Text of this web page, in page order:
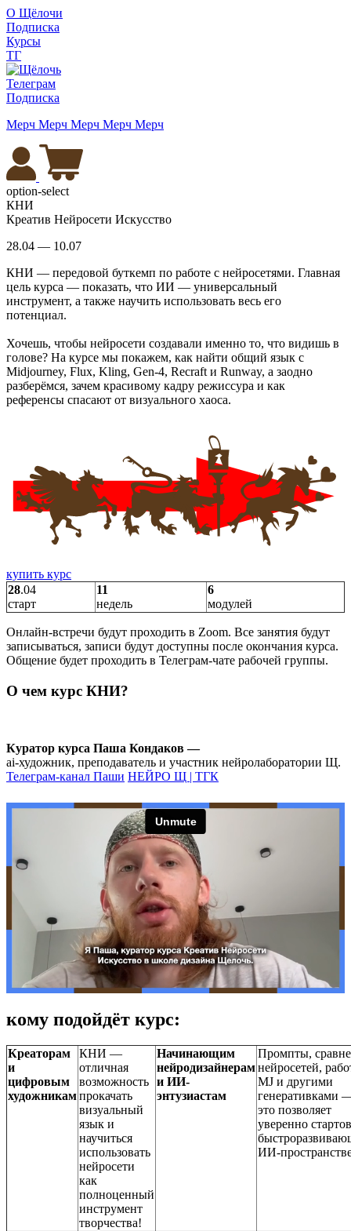
О Щёлочи
Подписка
Курсы
ТГ
Телеграм
Подписка
Мерч Мерч Мерч Мерч Мерч
option-select
КНИ
Креатив Нейросети Искусство
28.04 — 10.07
КНИ — передовой буткемп по работе с нейросетями. Главная
цель курса — показать, что ИИ — универсальный
инструмент, а также научить использовать весь его
потенциал.
Хочешь, чтобы нейросети создавали именно то, что видишь в
голове? На курсе мы покажем, как найти общий язык с
Midjourney, Flux, Kling, Gen-4, Recraft и Runway, а заодно
разберёмся, зачем красивому кадру режиссура и как
референсы спасают от визуального хаоса.
купить курс
28.04
старт
11
недель
6
модулей
Онлайн-встречи будут проходить в Zoom. Все занятия будут
записываться, записи будут доступны после окончания курса.
Общение будет проходить в Телеграм-чате рабочей группы.
О чем курс КНИ?
Куратор курса Паша Кондаков —
ai-художник, преподаватель и участник нейролаборатории Щ.
Телеграм-канал Паши НЕЙРО Щ | ТГК
кому подойдёт курс:
Креаторам
и
цифровым
художникам
КНИ —
отличная
возможность
прокачать
визуальный
язык и
научиться
использовать
нейросети
как
полноценный
инструмент
творчества!
Начинающим
нейродизайнерам
и ИИ-
энтузиастам
Промпты,
нейросетей,
MJ и другими
генеративками
это позволяет
уверенно
ИИ-